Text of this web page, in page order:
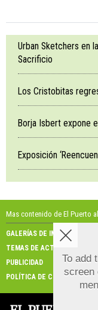
Urban Sketchers en
Sacrificio
Los Cristobitas
Borja Isbert expone
Exposición
Mas contenido de El Puerto
GALERÍAS DE IMÁGENES
TEMAS DE ACTUALIDAD
PUBLICIDAD
POLÍTICA DE COOKIES
To add
screen